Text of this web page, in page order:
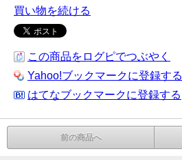
買い物を続ける
この商品をログピでつぶやく
Yahoo!ブックマークに登録する
はてなブックマークに登録する
前の商品へ